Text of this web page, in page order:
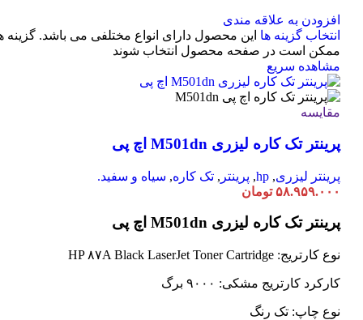
افزودن به علاقه مندی
انتخاب گزینه ها این محصول دارای انواع مختلفی می باشد. گزینه
ممکن است در صفحه محصول انتخاب شوند
مشاهده سریع
مقایسه
پرینتر تک کاره لیزری M501dn اچ پی
پرینتر لیزری,
hp
, پرینتر , تک کاره, سیاه و سفید.
۵۸.۹۵۹.۰۰۰ تومان
پرینتر تک کاره لیزری M501dn اچ پی
نوع کارتریج: HP ۸۷A Black LaserJet Toner Cartridge
کارکرد کارتریج مشکی: ۹۰۰۰ برگ
نوع چاپ: تک رنگ